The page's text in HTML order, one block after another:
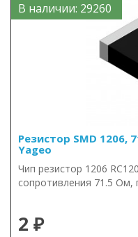
В наличии: 29260
Резистор SMD 1206,
Yageo
Чип резистор 1206
сопротивления 71.5 Ом,
2 ₽